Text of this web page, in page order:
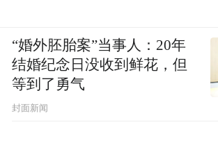
“婚外胚胎案”当事人：20年
结婚纪念日没收到鲜花，但
等到了勇气
封面新闻